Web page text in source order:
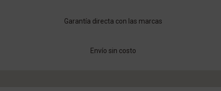
Garantía directa con las marcas
Envío sin costo